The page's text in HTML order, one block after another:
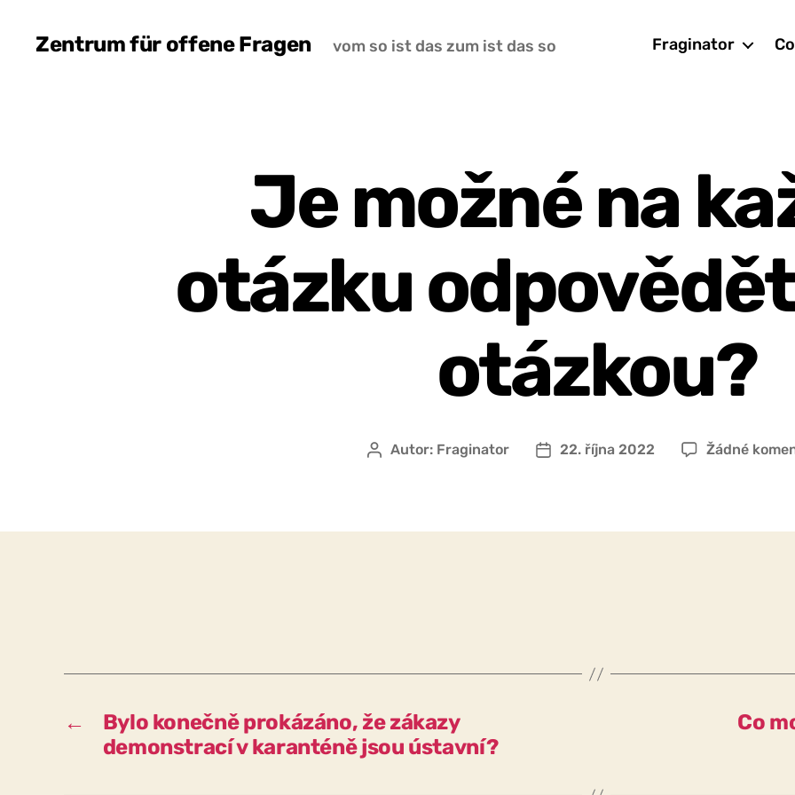
Zentrum für offene Fragen vom so ist das zum ist das so Fraginator
Je možné na
otázku
otázkou?
Autor
Autor: Fraginator
Datum
22. října 2022 Žádné
←
Bylo konečně prokázáno, že zákazy
demonstrací v karanténě jsou ústavní?
Co